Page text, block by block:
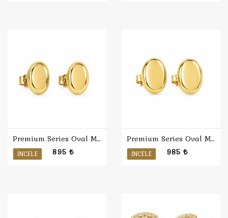
Premium Series Oval Minimal Küpe M
İNCELE 895 ₺
Premium Series Oval Minimal Küpe L
İNCELE 985 ₺